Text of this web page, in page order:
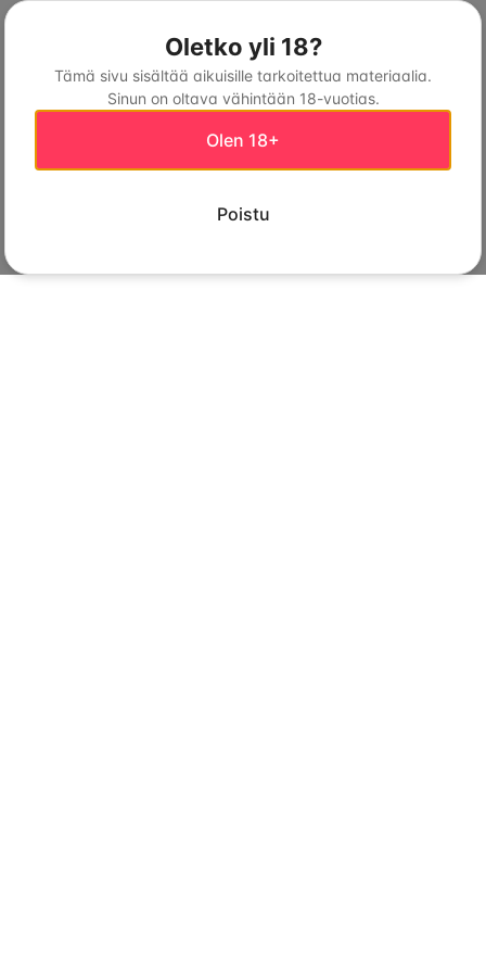
Oletko yli 18?
Tämä sivu sisältää aikuisille tarkoitettua materiaalia.
Sinun on oltava vähintään 18-vuotias.
Olen 18+
Poistu